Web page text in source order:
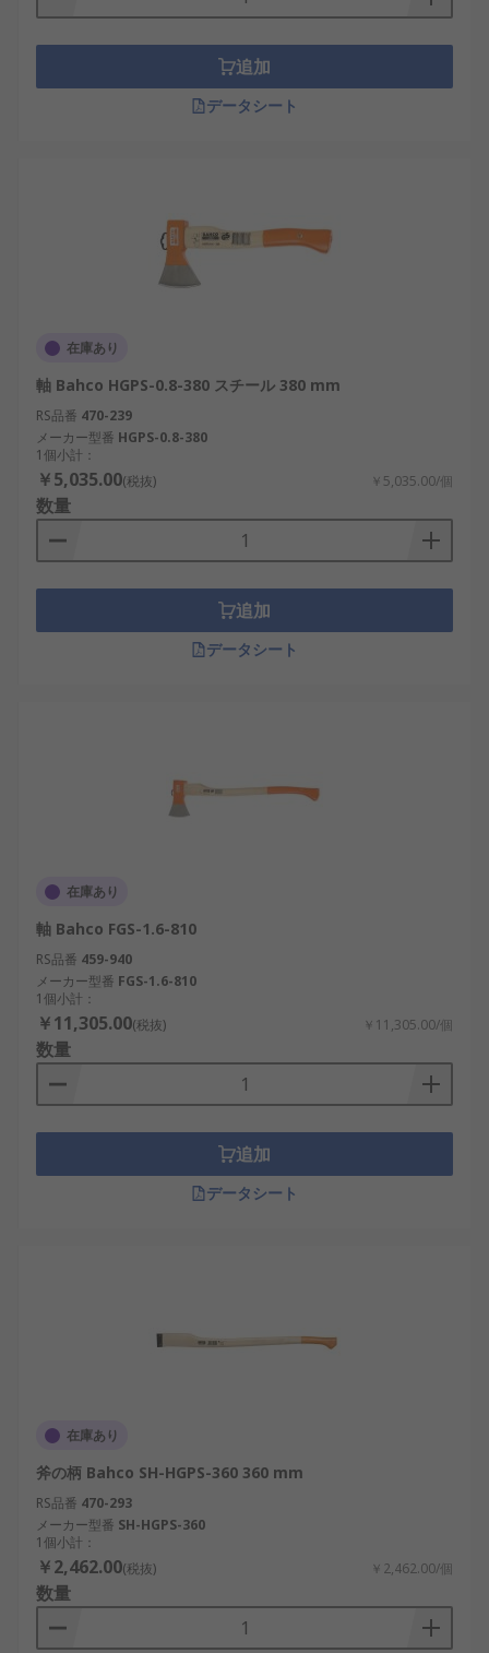
追加
データシート
在庫あり
軸 Bahco HGPS-0.8-380 スチール 380 mm
RS品番 470-239
メーカー型番 HGPS-0.8-380
1個小計：
￥5,035.00(税抜) ￥5,035.00/個
数量
追加
データシート
在庫あり
軸 Bahco FGS-1.6-810
RS品番 459-940
メーカー型番 FGS-1.6-810
1個小計：
￥11,305.00(税抜) ￥11,305.00/個
数量
追加
データシート
在庫あり
斧の柄 Bahco SH-HGPS-360 360 mm
RS品番 470-293
メーカー型番 SH-HGPS-360
1個小計：
￥2,462.00(税抜) ￥2,462.00/個
数量